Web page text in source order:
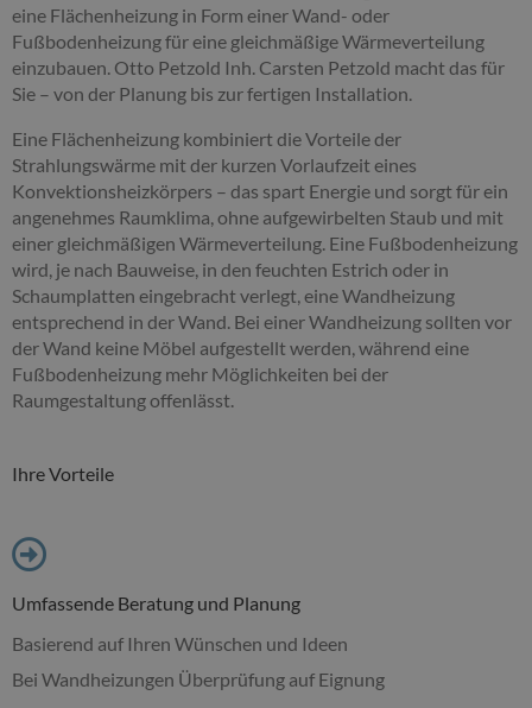
eine Flächenheizung in Form einer Wand- oder
Fußbodenheizung für eine gleichmäßige Wärmeverteilung
einzubauen. Otto Petzold Inh. Carsten Petzold macht das für
Sie – von der Planung bis zur fertigen Installation.
Eine Flächenheizung kombiniert die Vorteile der
Strahlungswärme mit der kurzen Vorlaufzeit eines
Konvektionsheizkörpers – das spart Energie und sorgt für ein
angenehmes Raumklima, ohne aufgewirbelten Staub und mit
einer gleichmäßigen Wärmeverteilung. Eine Fußbodenheizung
wird, je nach Bauweise, in den feuchten Estrich oder in
Schaumplatten eingebracht verlegt, eine Wandheizung
entsprechend in der Wand. Bei einer Wandheizung sollten vor
der Wand keine Möbel aufgestellt werden, während eine
Fußbodenheizung mehr Möglichkeiten bei der
Raumgestaltung offenlässt.
Ihre Vorteile
Umfassende Beratung und Planung
Basierend auf Ihren Wünschen und Ideen
Bei Wandheizungen Überprüfung auf Eignung